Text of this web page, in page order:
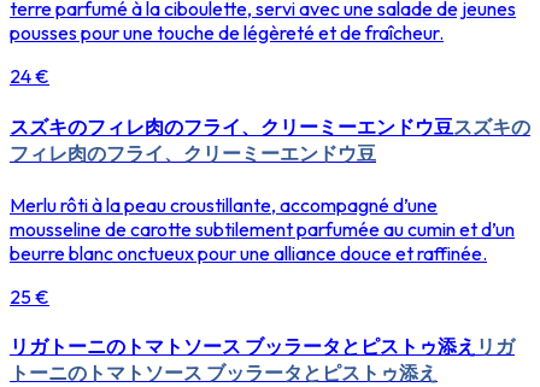
terre parfumé à la ciboulette, servi avec une salade de jeunes
pousses pour une touche de légèreté et de fraîcheur.
24 €
スズキのフィレ肉のフライ、クリーミーエンドウ豆スズキの
フィレ肉のフライ、クリーミーエンドウ豆
Merlu rôti à la peau croustillante, accompagné d’une
mousseline de carotte subtilement parfumée au cumin et d’un
beurre blanc onctueux pour une alliance douce et raffinée.
25 €
リガトーニのトマトソース ブッラータとピストゥ添え リガ
トーニのトマトソース ブッラータとピストゥ添え